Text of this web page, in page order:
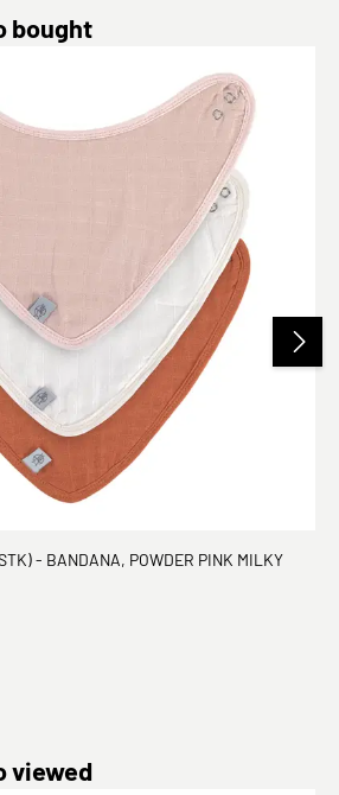
bought
- BANDANA, POWDER PINK MILKY
viewed